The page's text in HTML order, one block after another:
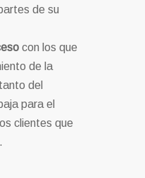
de su
con los que
de la
del
para el
clientes que